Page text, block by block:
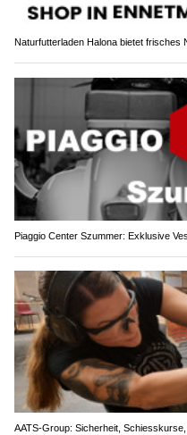
Naturfutterladen Halona bietet frisches
Piaggio Center Szummer: Exklusive
AATS-Group: Sicherheit,